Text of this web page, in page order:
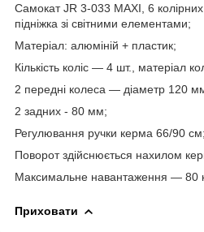
Самокат JR 3-033 MAXI, 6
підніжка зі світними елементами;
Матеріал: алюміній + пластик;
Кількість коліс — 4 шт., матеріал
2 передні колеса — діаметр 120
2 задних - 80 мм;
Регулювання ручки керма 66/90 см;
Поворот здійснюється нахилом
Максимальне навантаження — 80
Приховати